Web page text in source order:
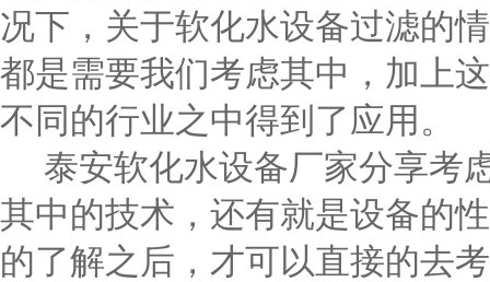
况下，关于软化水设备过滤的
都是需要我们考虑其中，加上
不同的行业之中得到了应用。
泰安软化水设备厂家分享考
其中的技术，还有就是设备的
的了解之后，才可以直接的去